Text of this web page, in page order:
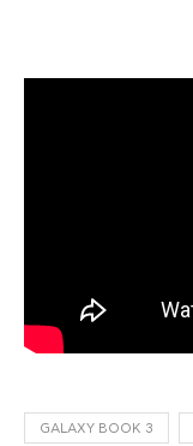
GALAXY BOOK 3